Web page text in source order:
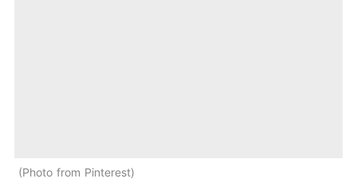
Photo from Pinterest